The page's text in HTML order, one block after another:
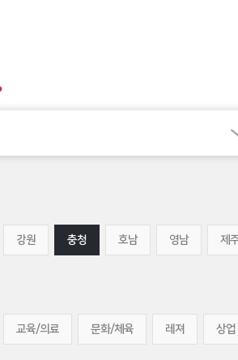
강원 충청 호남 영남 제
교육/의료 문화/체육 레져 상업